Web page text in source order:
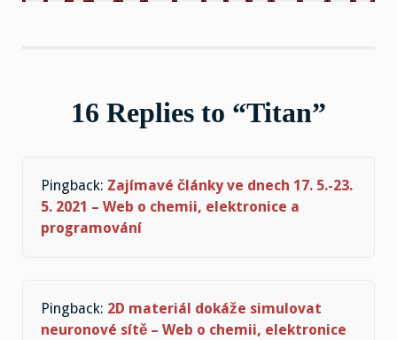
16 Replies to “Titan”
Pingback: Zajímavé články ve dnech 17. 5.-23.
5. 2021 – Web o chemii, elektronice a
programování
Pingback: 2D materiál dokáže simulovat
neuronové sítě – Web o chemii, elektronice